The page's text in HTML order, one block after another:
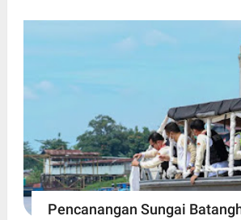
Pencanangan Sungai